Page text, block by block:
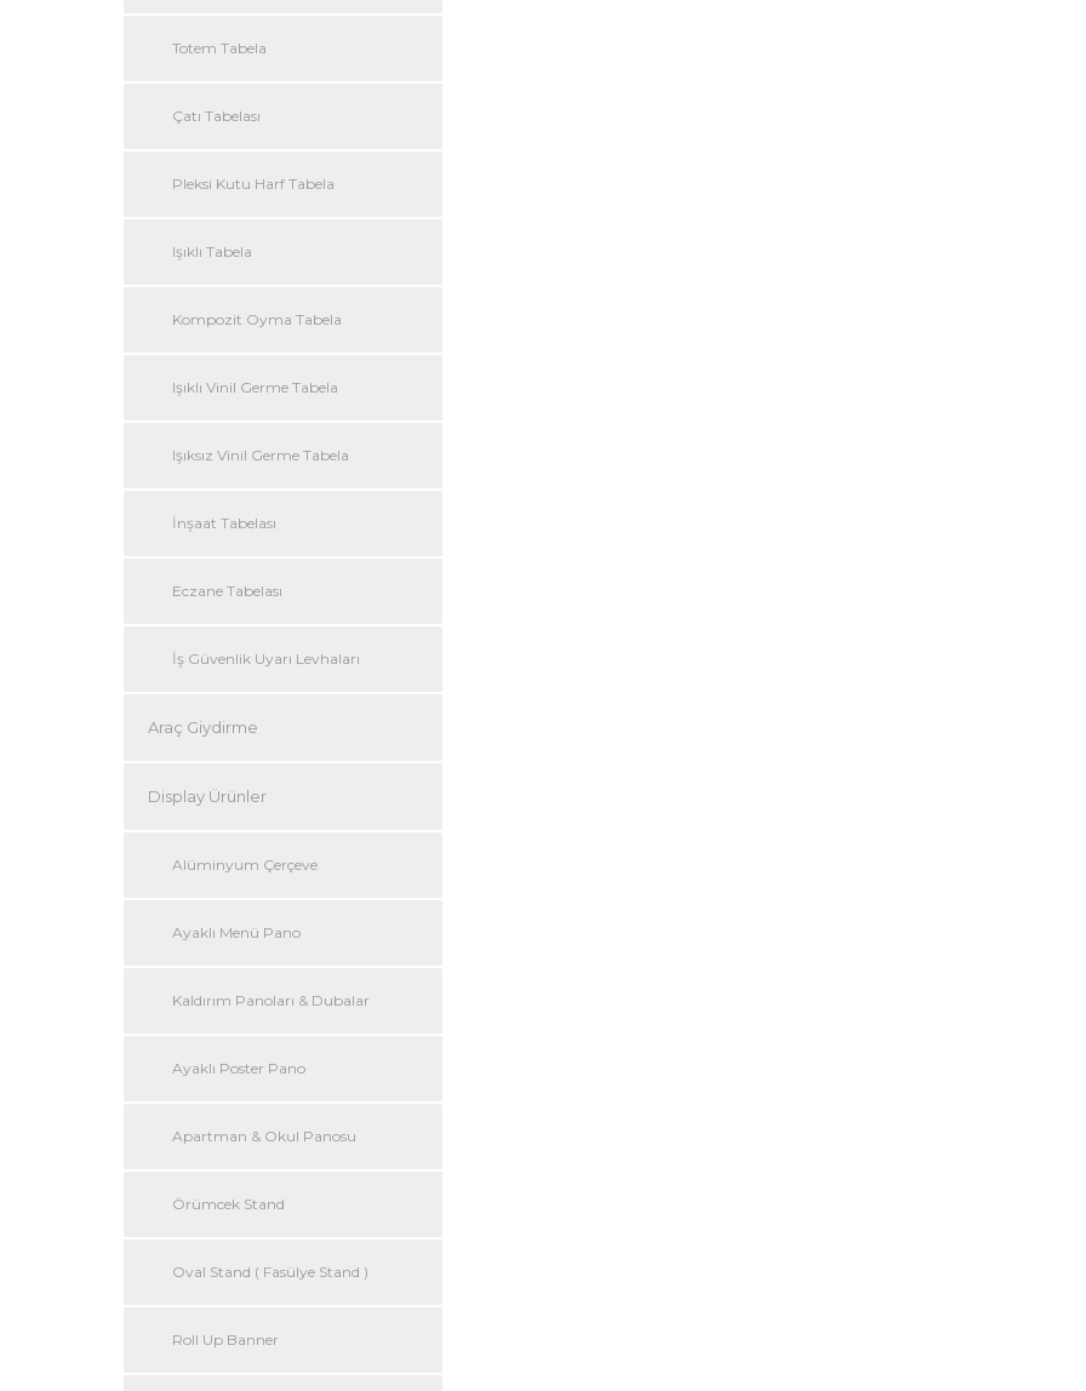
Totem Tabela
Çatı Tabelası
Pleksi Kutu Harf Tabela
Işıklı Tabela
Kompozit Oyma Tabela
Işıklı Vinil Germe Tabela
Işıksız Vinil Germe Tabela
İnşaat Tabelası
Eczane Tabelası
İş Güvenlik Uyarı Levhaları
Araç Giydirme
Display Ürünler
Alüminyum Çerçeve
Ayaklı Menü Pano
Kaldırım Panoları & Dubalar
Ayaklı Poster Pano
Apartman & Okul Panosu
Örümcek Stand
Oval Stand ( Fasülye Stand )
Roll Up Banner